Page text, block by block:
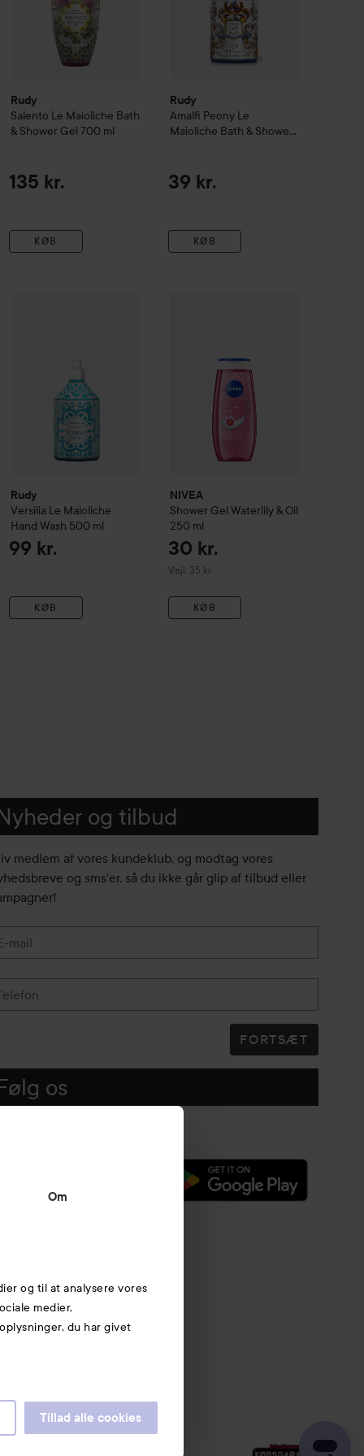
Om
og til at analysere vores
medier,
du har givet
Tillad alle cookies
Rudy
Salento Le Maioliche Bath
& Shower Gel 700 ml
135 kr.
KØB
Rudy
Amalfi Peony Le
Maioliche Bath & Shower
39 kr.
KØB
Rudy
Versilia Le Maioliche
Hand Wash 500 ml
99 kr.
KØB
NIVEA
Shower Gel Waterlily & Oil
250 ml
30 kr.
Vejl. 35 kr.
Vejledende pris 35 kr.
KØB
og tilbud
medlem af vores kundeklub, og modtag vores
og sms'er, så du ikke går glip af tilbud eller
mail
FORTSÆT
os